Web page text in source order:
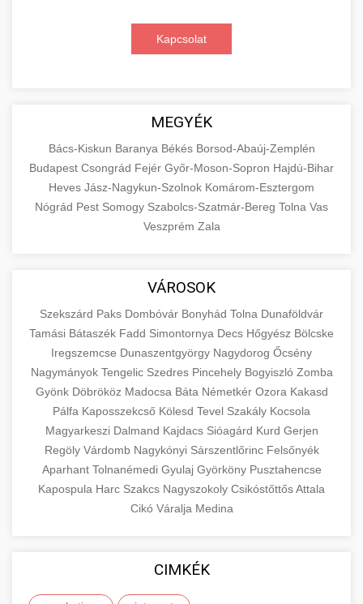
Visit Service Center
Comprehensive online marketing services
including SEO, social media management, and
aimarketingugynokseg.hu
digital agency services
🛴 3. legjobb elektromos roller
Compare top models, features, and prices to
View Top Models e-scooter reviews
🔗 4. prémium linképítés
High-quality backlink acquisition services to
boost your website's authority and search
engine rankings. White-hat techniques only.
📦 5. termékek és
szolgáltatások
+
economics and business. Learn about product
types and service categories.
en.wikipedia.org economic concepts
💶 6. eus pénzek
🚀 8. seo ügynökség +
Expert search engine optimization services to
improve your website's visibility and organic
traffic. Technical SEO, content optimization,
and more.
onlinemarketing101.biz
search optimization experts
💎 9. mellplasztika +
Professional breast augmentation services
with experienced surgeons. Learn about
procedures, recovery, and consultation options
for cosmetic enhancement.
✨ 10. hasplasztika +
Expert tummy tuck procedures to achieve a
flatter, more toned abdomen. Consultation
comprehensive aftercare.
szeptest.com
Professional blepharoplasty procedures to
📈 Paciensek Számának
Kapcsolat
MEGYÉK
Bács-Kiskun Baranya Békés Borsod-Abaúj-Zemplén
Budapest Csongrád Fejér Győr-Moson-Sopron Hajdú-Bihar
Heves Jász-Nagykun-Szolnok Komárom-Esztergom
Nógrád Pest Somogy Szabolcs-Szatmár-Bereg Tolna Vas
Veszprém Zala
VÁROSOK
Szekszárd Paks Dombóvár Bonyhád Tolna Dunaföldvár
Tamási Bátaszék Fadd Simontornya Decs Hőgyész Bölcske
Iregszemcse Dunaszentgyörgy Nagydorog Őcsény
Nagymányok Tengelic Szedres Pincehely Bogyiszló Zomba
Gyönk Döbrököz Madocsa Báta Németkér Ozora Kakasd
Pálfa Kaposszekcső Kölesd Tevel Szakály Kocsola
Magyarkeszi Dalmand Kajdacs Sióagárd Kurd Gerjen
Regöly Várdomb Nagykónyi Sárszentlőrinc Felsőnyék
Aparhant Tolnanémedi Gyulaj Györköny Pusztahencse
Kapospula Harc Szakcs Nagyszokoly CsikóstőttősAttala
Cikó Váralja Medina
CIMKÉK